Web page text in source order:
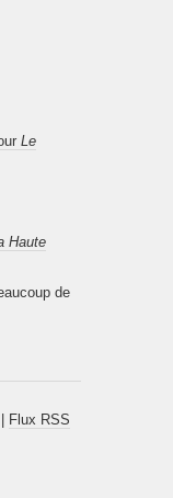
Le
Haute
de
Flux RSS